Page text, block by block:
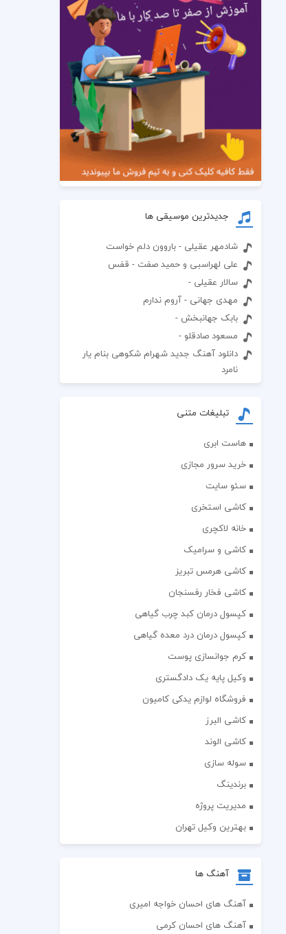
جدیدترین موسیقی ها
شادمهر عقیلی - باروون دلم خواست
علی لهراسبی و حمید صفت - قفس
سالار عقیلی -
مهدی جهانی - آروم ندارم
بابک جهانبخش -
مسعود صادقلو -
دانلود آهنگ جدید شهرام شکوهی بنام یار
نامرد
تبلیغات متنی
هاست ابری
خرید سرور مجازی
سئو سایت
کاشی استخری
خانه لاکچری
کاشی و سرامیک
کاشی هرمس تبریز
کاشی فخار رفسنجان
کپسول درمان کبد چرب گیاهی
کپسول درمان درد معده گیاهی
کرم جوانسازی پوست
وکیل پایه یک دادگستری
فروشگاه لوازم یدکی کامیون
کاشی البرز
کاشی الوند
سوله سازی
برندینگ
مدیریت پروژه
بهترین وکیل تهران
آهنگ ها
آهنگ های احسان خواجه امیری
آهنگ های احسان کرمی